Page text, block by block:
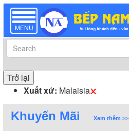
TOGGLE
NAVIGATION
MENU
Trở lại
Xuất xứ: Malaisia
Khuyến Mãi Xem thêm >>